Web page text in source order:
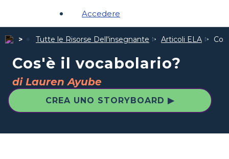
Accedere
Tutte le Risorse Dell'insegnante Articoli ELA
Cos'è il vocabolario?
di Lauren Ayube
CREA UNO STORYBOARD ▶